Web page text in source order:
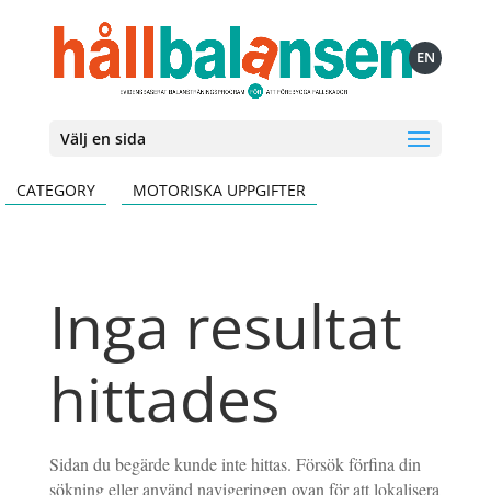
EN
Välj en sida
CATEGORY MOTORISKA UPPGIFTER
Inga resultat
hittades
Sidan du begärde kunde inte hittas. Försök förfina din
sökning eller använd navigeringen ovan för att lokalisera